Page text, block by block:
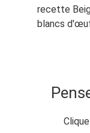
recette
blancs